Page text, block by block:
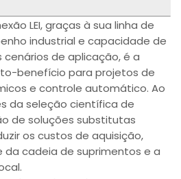
LEI, graças à sua linha de
industrial e capacidade de
de aplicação, é a
benefício para projetos de
e controle automático. Ao
da seleção científica de
de soluções substitutas
os custos de aquisição,
da cadeia de suprimentos e a